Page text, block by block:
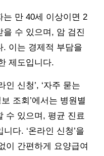
만 40세 이상이면 2
을 수 있으며, 암 검진
. 이는 경제적 부담을
제도입니다.
인 신청’, ‘자주 묻는
조회’에서는 병원별
수 있으며, 평균 진료
다. ‘온라인 신청’을
이 간편하게 요양급여